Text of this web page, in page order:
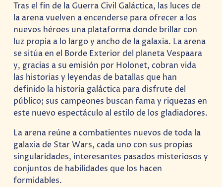
Tras el fin de la Guerra Civil Galáctica, las luces de
la arena vuelven a encenderse para ofrecer a los
nuevos héroes una plataforma donde brillar con
luz propia a lo largo y ancho de la galaxia. La arena
se sitúa en el Borde Exterior del planeta Vespaara
y, gracias a su emisión por Holonet, cobran vida
las historias y leyendas de batallas que han
definido la historia galáctica para disfrute del
público; sus campeones buscan fama y riquezas en
este nuevo espectáculo al estilo de los gladiadores.
La arena reúne a combatientes nuevos de toda la
galaxia de Star Wars, cada uno con sus propias
singularidades, interesantes pasados misteriosos y
conjuntos de habilidades que los hacen
formidables.